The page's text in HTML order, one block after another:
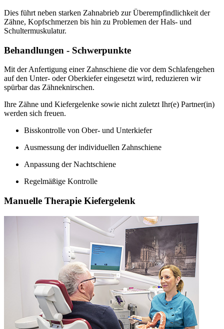
Dies führt neben starken Zahnabrieb zur Überempfindlichkeit der
Zähne, Kopfschmerzen bis hin zu Problemen der Hals- und
Schultermuskulatur.
Behandlungen - Schwerpunkte
Mit der Anfertigung einer Zahnschiene die vor dem Schlafengehen
auf den Unter- oder Oberkiefer eingesetzt wird, reduzieren wir
spürbar das Zähneknirschen.
Ihre Zähne und Kiefergelenke sowie nicht zuletzt Ihr(e) Partner(in)
werden sich freuen.
Bisskontrolle von Ober- und Unterkiefer
Ausmessung der individuellen Zahnschiene
Anpassung der Nachtschiene
Regelmäßige Kontrolle
Manuelle Therapie Kiefergelenk